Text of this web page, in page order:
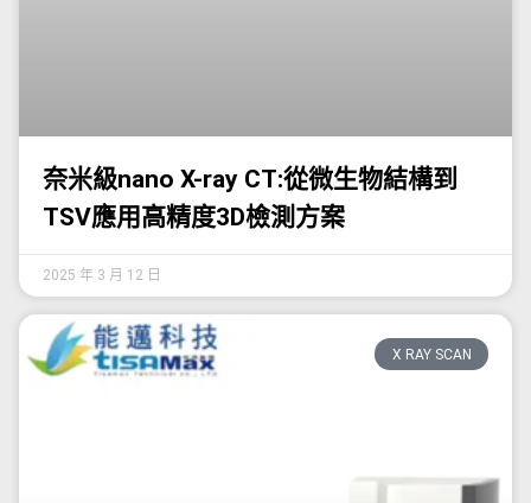
奈米級nano X-ray CT:從微生物結構到
TSV應用高精度3D檢測方案
2025 年 3 月 12 日
X RAY SCAN